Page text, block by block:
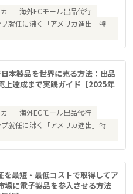
海外ECモール出品代行
プ就任に沸く「アメリカ進出」特
本製品を世界に売る方法：出品
上達成まで実践ガイド【2025年
海外ECモール出品代行
プ就任に沸く「アメリカ進出」特
を最短・最低コストで取得してア
場に電子製品を参入させる方法